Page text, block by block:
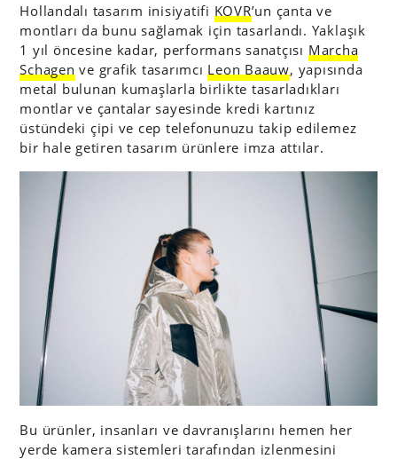
Hollandalı tasarım inisiyatifi KOVR’un çanta ve
montları da bunu sağlamak için tasarlandı. Yaklaşık
1 yıl öncesine kadar, performans sanatçısı Marcha
Schagen ve grafik tasarımcı Leon Baauw, yapısında
metal bulunan kumaşlarla birlikte tasarladıkları
montlar ve çantalar sayesinde kredi kartınız
üstündeki çipi ve cep telefonunuzu takip edilemez
bir hale getiren tasarım ürünlere imza attılar.
Bu ürünler, insanları ve davranışlarını hemen her
yerde kamera sistemleri tarafından izlenmesini